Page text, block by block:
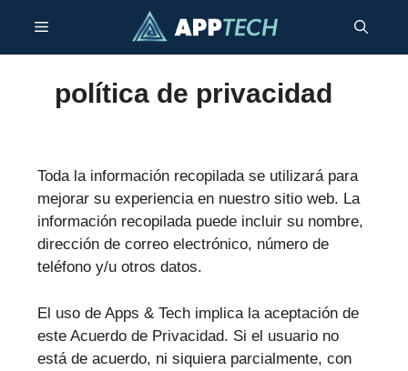
contenido
Menú
política de privacidad
Toda la información recopilada se utilizará para
mejorar su experiencia en nuestro sitio web. La
información recopilada puede incluir su nombre,
dirección de correo electrónico, número de
teléfono y/u otros datos.
El uso de Apps & Tech implica la aceptación de
este Acuerdo de Privacidad. Si el usuario no
está de acuerdo, ni siquiera parcialmente, con